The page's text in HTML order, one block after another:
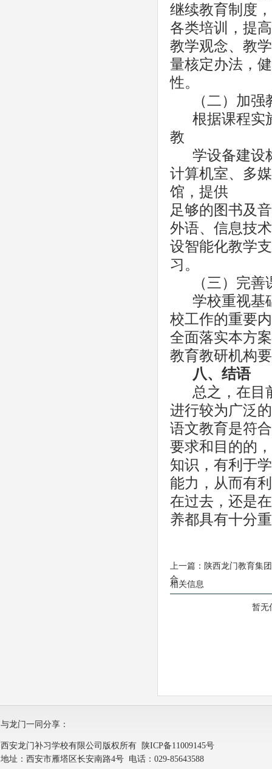
继续教育制度
各类培训，提
教学观念、教
量核定办法，
性。
（二）加
根据课程实
教
学设备建设
计算机室、多
馆，提供
足够的图书及
外语、信息技
设智能化教学
习。
（三）完
学校重视基
校工作的重要
全面落实本方
教育教研机构
八、结语
总之，在目
进行较为广泛
语文教育是符
要求和目的的
知识，有利于
能力，从而有
在过去，还是
养都具有十分
上一篇： 陕西龙门教育集
合
相关信息
暂无
与龙门一同分享：
西安龙门补习学校有限公司版权所有
陕ICP备11009145号
地址：西安市雁塔区长安南路4号 电话：029-85643588